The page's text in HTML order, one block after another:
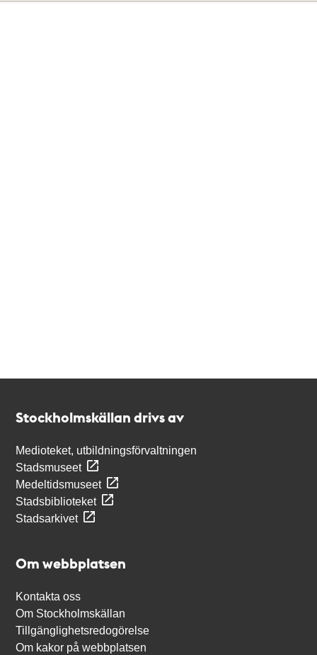
Stockholmskällan drivs av
Medioteket, utbildningsförvaltningen
Stadsmuseet
Medeltidsmuseet
Stadsbiblioteket
Stadsarkivet
Om webbplatsen
Kontakta oss
Om Stockholmskällan
Tillgänglighetsredogörelse
Om kakor på webbplatsen